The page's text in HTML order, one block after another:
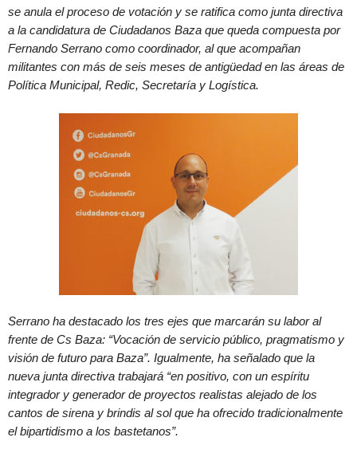
se anula el proceso de votación y se ratifica como junta directiva
a la candidatura de Ciudadanos Baza que queda compuesta por
Fernando Serrano como coordinador, al que acompañan
militantes con más de seis meses de antigüedad en las áreas de
Política Municipal, Redic, Secretaría y Logística.
Serrano ha destacado los tres ejes que marcarán su labor al
frente de Cs Baza: “Vocación de servicio público, pragmatismo y
visión de futuro para Baza”. Igualmente, ha señalado que la
nueva junta directiva trabajará “en positivo, con un espíritu
integrador y generador de proyectos realistas alejado de los
cantos de sirena y brindis al sol que ha ofrecido tradicionalmente
el bipartidismo a los bastetanos”.